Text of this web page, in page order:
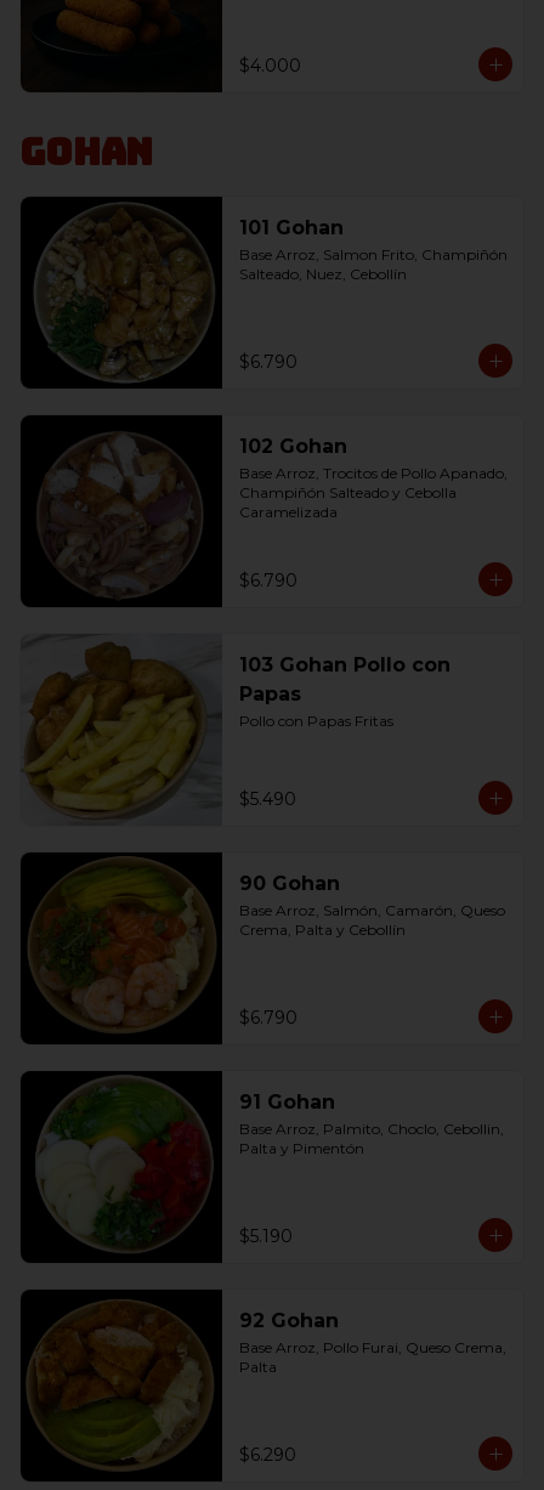
$4.000
Gohan
101 Gohan
Base Arroz, Salmon Frito, Champiñón
Salteado, Nuez, Cebollín
$6.790
102 Gohan
Base Arroz, Trocitos de Pollo Apanado,
Champiñón Salteado y Cebolla
Caramelizada
$6.790
103 Gohan Pollo con
Papas
Pollo con Papas Fritas
$5.490
90 Gohan
Base Arroz, Salmón, Camarón, Queso
Crema, Palta y Cebollín
$6.790
91 Gohan
Base Arroz, Palmito, Choclo, Cebollin,
Palta y Pimentón
$5.190
92 Gohan
Base Arroz, Pollo Furai, Queso Crema,
Palta
$6.290